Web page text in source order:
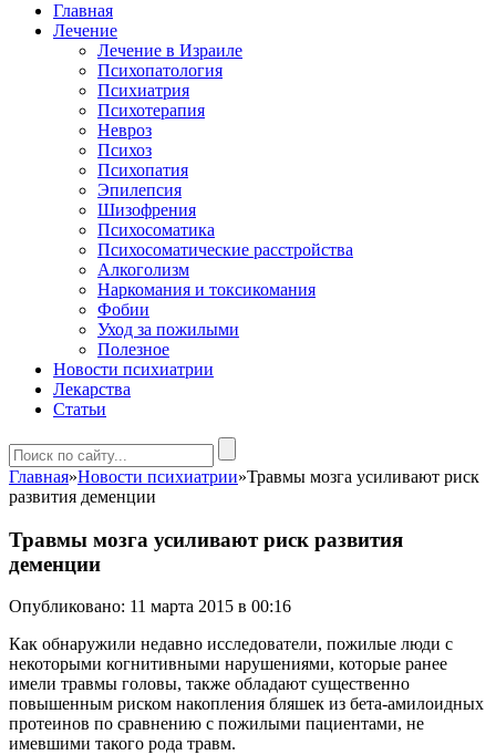
Главная
Лечение
Лечение в Израиле
Психопатология
Психиатрия
Психотерапия
Невроз
Психоз
Психопатия
Эпилепсия
Шизофрения
Психосоматика
Психосоматические расстройства
Алкоголизм
Наркомания и токсикомания
Фобии
Уход за пожилыми
Полезное
Новости психиатрии
Лекарства
Статьи
Главная»Новости психиатрии»Травмы мозга усиливают риск
развития деменции
Травмы мозга усиливают риск развития
деменции
Опубликовано: 11 марта 2015 в 00:16
Как обнаружили недавно исследователи, пожилые люди с
некоторыми когнитивными нарушениями, которые ранее
имели травмы головы, также обладают существенно
повышенным риском накопления бляшек из бета-амилоидных
протеинов по сравнению с пожилыми пациентами, не
имевшими такого рода травм.